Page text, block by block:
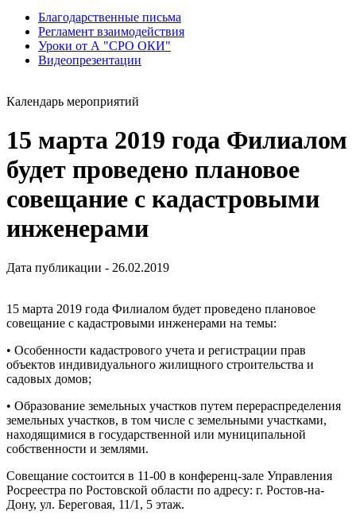
Благодарственные письма
Регламент взаимодействия
Уроки от А "СРО ОКИ"
Видеопрезентации
Календарь мероприятий
15 марта 2019 года Филиалом
будет проведено плановое
совещание с кадастровыми
инженерами
Дата публикации - 26.02.2019
15 марта 2019 года Филиалом будет проведено плановое
совещание с кадастровыми инженерами на темы:
• Особенности кадастрового учета и регистрации прав
объектов индивидуального жилищного строительства и
садовых домов;
• Образование земельных участков путем перераспределения
земельных участков, в том числе с земельными участками,
находящимися в государственной или муниципальной
собственности и землями.
Совещание состоится в 11-00 в конференц-зале Управления
Росреестра по Ростовской области по адресу: г. Ростов-на-
Дону, ул. Береговая, 11/1, 5 этаж.